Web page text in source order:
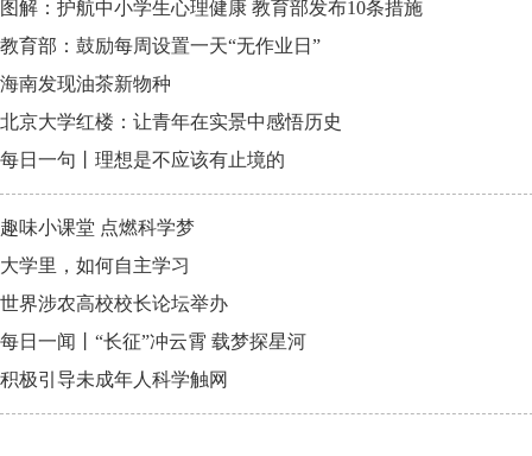
图解：护航中小学生心理健康 教育部发布10条措施
教育部：鼓励每周设置一天“无作业日”
海南发现油茶新物种
北京大学红楼：让青年在实景中感悟历史
每日一句丨理想是不应该有止境的
趣味小课堂 点燃科学梦
大学里，如何自主学习
世界涉农高校校长论坛举办
每日一闻丨“长征”冲云霄 载梦探星河
积极引导未成年人科学触网